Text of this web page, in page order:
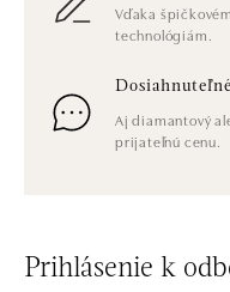
Vďaka
technológiám.
Dosiahnuteľné
Aj diamantový
prijateľnú cenu.
Prihlásenie k